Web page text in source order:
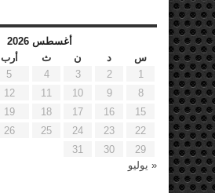
أغسطس 2026
س
د ن ث أرب
1
2
3
4
5
8
9
10
11
12
15
16
17
18
19
22
23
24
25
26
29
30
31
« يوليو